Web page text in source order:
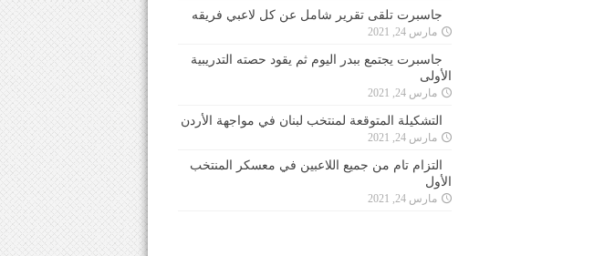
جاسبرت تلقى تقرير شامل عن كل لاعبي فريقه
مارس 24, 2021
جاسبرت يجتمع ببدر اليوم ثم يقود حصته التدريبية
الأولى
مارس 24, 2021
التشكيلة المتوقعة لمنتخب لبنان في مواجهة الأردن
مارس 24, 2021
التزام تام من جميع اللاعبين في معسكر المنتخب
الأول
مارس 24, 2021